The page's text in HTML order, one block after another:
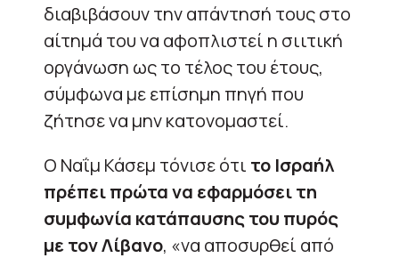
διαβιβάσουν την απάντησή τους στο
αίτημά του να αφοπλιστεί η σιιτική
οργάνωση ως το τέλος του έτους,
σύμφωνα με επίσημη πηγή που
ζήτησε να μην κατονομαστεί.
Ο Ναΐμ Κάσεμ τόνισε ότι το Ισραήλ
πρέπει πρώτα να εφαρμόσει τη
συμφωνία κατάπαυσης του πυρός
με τον Λίβανο, «να αποσυρθεί από